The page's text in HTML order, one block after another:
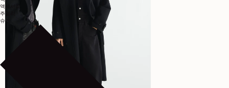
액세서리
주얼리
슈즈